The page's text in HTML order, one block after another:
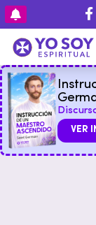
VER